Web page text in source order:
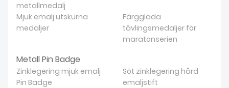
metallmedalj
Mjuk emalj utskurna
medaljer
Färgglada
tävlingsmedaljer för
maratonserien
Metall Pin Badge
Zinklegering mjuk emalj
Pin Badge
Söt zinklegering hård
emaljstift